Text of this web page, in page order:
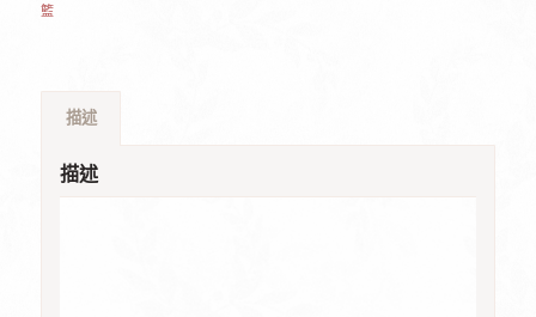
籃
描述
描述